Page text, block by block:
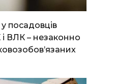
посадовців
ВЛК – незаконно